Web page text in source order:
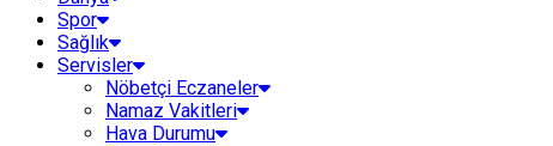
Spor
Sağlık
Servisler
Nöbetçi Eczaneler
Namaz Vakitleri
Hava Durumu